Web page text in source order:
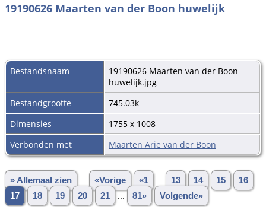
19190626 Maarten van der Boon huwelijk
Bestandsnaam
19190626 Maarten van der Boon
huwelijk.jpg
Bestandgrootte
745.03k
Dimensies
1755 x 1008
Verbonden met
Maarten Arie van der Boon
» Allemaal zien «Vorige «1 13 14 15
16
17
18 19 20 21 81» Volgende»